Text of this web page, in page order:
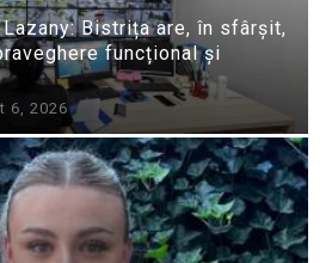
Lazany: Bistrița are, în sfârșit,
funcțional și
6, 2026